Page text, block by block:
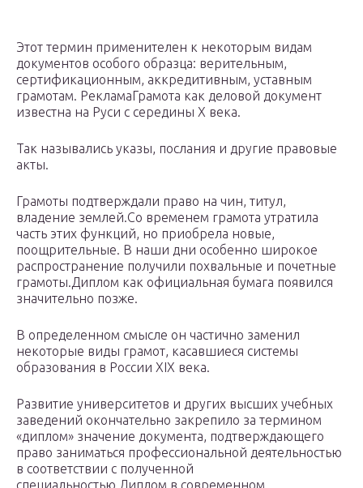
Этот термин применителен к некоторым видам
документов особого образца: верительным,
сертификационным, аккредитивным, уставным
грамотам. РекламаГрамота как деловой документ
известна на Руси с середины X века.
Так назывались указы, послания и другие правовые
акты.
Грамоты подтверждали право на чин, титул,
владение землей.Со временем грамота утратила
часть этих функций, но приобрела новые,
поощрительные. В наши дни особенно широкое
распространение получили похвальные и почетные
грамоты.Диплом как официальная бумага появился
значительно позже.
В определенном смысле он частично заменил
некоторые виды грамот, касавшиеся системы
образования в России XIX века.
Развитие университетов и других высших учебных
заведений окончательно закрепило за термином
«диплом» значение документа, подтверждающего
право заниматься профессиональной деятельностью
в соответствии с полученной
специальностью.Диплом в современном